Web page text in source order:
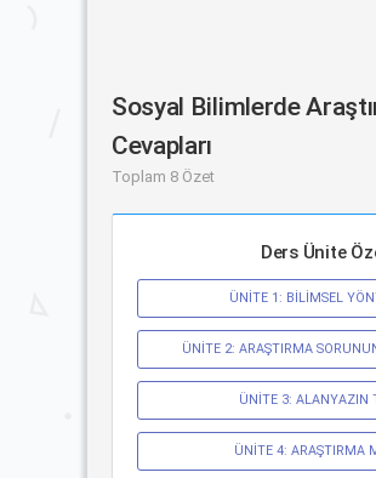
Sosyal Bilimlerde
Cevapları
Toplam 8 Özet
Ders Ünite
ÜNİTE 1: BİLİMSEL
ÜNİTE 2: ARAŞTIRMA
ÜNİTE 3: ALANYAZIN
ÜNİTE 4: ARAŞTIRMA